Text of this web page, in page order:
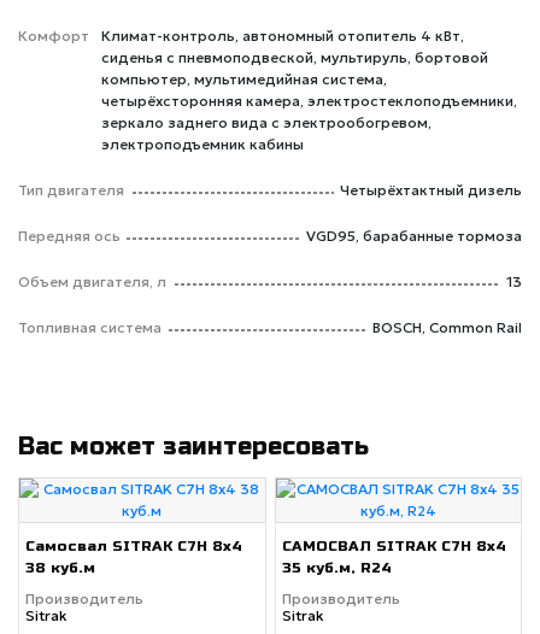
Комфорт
Климат-контроль, автономный отопитель 4 кВт,
сиденья с пневмоподвеской, мультируль, бортовой
компьютер, мультимедийная система,
четырёхсторонняя камера, электростеклоподъемники,
зеркало заднего вида с электрообогревом,
электроподъемник кабины
Тип двигателя Четырёхтактный дизель
Передняя ось VGD95, барабанные тормоза
Объем двигателя, л 13
Топливная система BOSCH, Common Rail
Вас может заинтересовать
Самосвал SITRAK C7H 8x4
38 куб.м
Производитель
Sitrak
САМОСВАЛ SITRAK C7H 8x4
35 куб.м, R24
Производитель
Sitrak